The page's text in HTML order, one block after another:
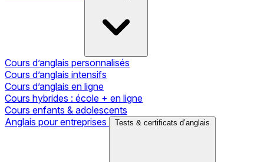
Cours d’anglais personnalisés
Cours d’anglais intensifs
Cours d’anglais en ligne
Cours hybrides : école + en ligne
Cours enfants & adolescents
Anglais pour entreprises
Tests & certificats d’anglais